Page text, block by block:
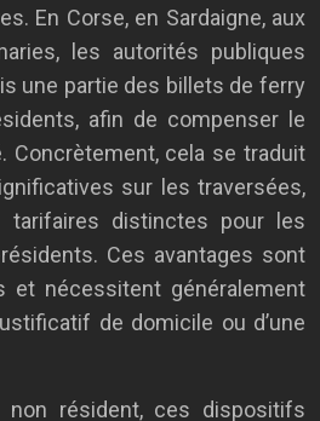
En Corse, en Sardaigne, aux
les autorités publiques
une partie des billets de ferry
afin de compenser le
Concrètement, cela se traduit
sur les traversées,
distinctes pour les
Ces avantages sont
et nécessitent généralement
de domicile ou d’une
non résident, ces dispositifs